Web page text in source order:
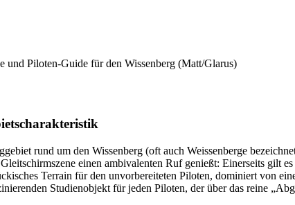
und Piloten-Guide für den Wissenberg (Matt/Glarus)
rund um den Wissenberg (oft auch Weissenberge
einen ambivalenten Ruf genießt: Einerseits gilt
Terrain für den unvorbereiteten Piloten, dominiert von
Studienobjekt für jeden Piloten, der über das reine